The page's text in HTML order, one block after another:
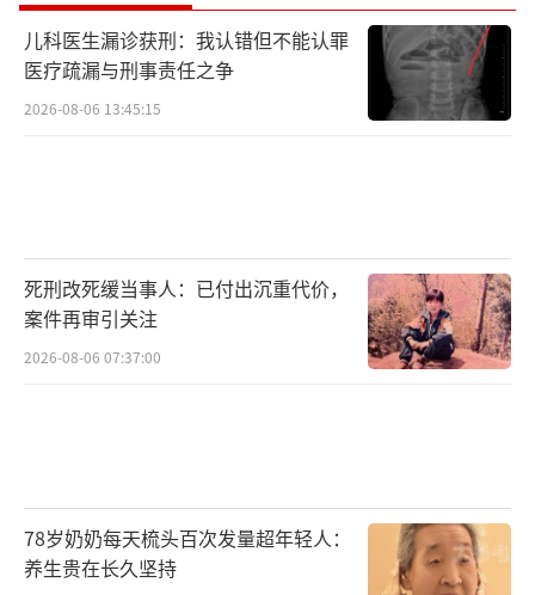
儿科医生漏诊获刑：我认错但不能认罪
医疗疏漏与刑事责任之争
2026-08-06 13:45:15
死刑改死缓当事人：已付出沉重代价，
案件再审引关注
2026-08-06 07:37:00
78岁奶奶每天梳头百次发量超年轻人：
养生贵在长久坚持